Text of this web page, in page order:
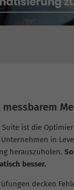
messbarem
ist die
in
herauszuholen.
besser.
decken